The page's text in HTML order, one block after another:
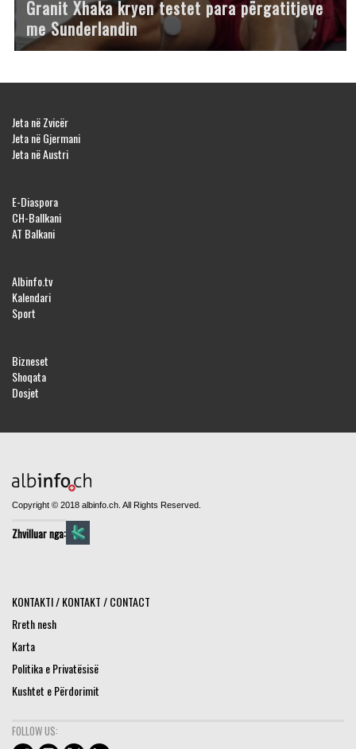
Granit Xhaka kryen testet para përgatitjeve
me Sunderlandin
Jeta në Zvicër
Jeta në Gjermani
Jeta në Austri
E-Diaspora
CH-Ballkani
AT Balkani
Albinfo.tv
Kalendari
Sport
Bizneset
Shoqata
Dosjet
Copyright © 2018 albinfo.ch. All Rights Reserved.
Zhvilluar nga:
KONTAKTI / KONTAKT / CONTACT
Rreth nesh
Karta
Politika e Privatësisë
Kushtet e Përdorimit
FOLLOW US: